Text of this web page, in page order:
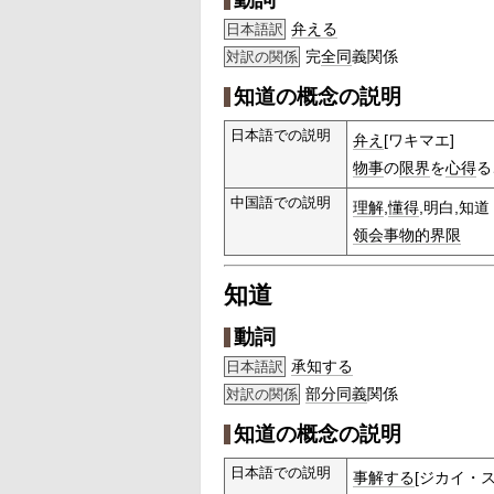
日本語訳 弁える
対訳の関係 完全同義関係
知道の概念の説明
日本語での説明 弁え [ワキマエ]
物事の限界を心得
中国語での説明 理解,懂得,明白,知道
领会事物的界限
知道
動詞
日本語訳 承知する
対訳の関係 部分同義関係
知道の概念の説明
日本語での説明 事解する[ジカイ・